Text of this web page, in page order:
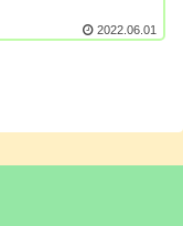
2022.06.01